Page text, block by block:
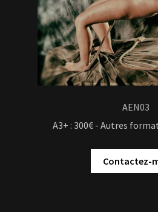
AEN03
A3+ : 300€ - Autres
Contactez-